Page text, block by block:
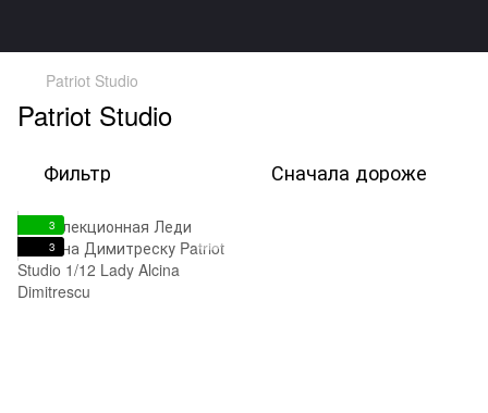
Patriot Studio
Patriot Studio
Фильтр Сначала дороже
3
3